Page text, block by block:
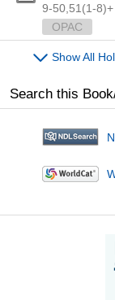
9-50, 51(1-8)+
OPAC
Show All
Search this